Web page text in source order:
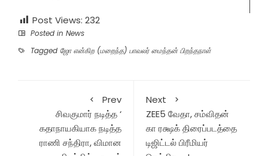
Post Views: 232
Posted in News
Tagged ஜோ என்கிற (மறைந்த) பாவலர் மைந்தன் பிறந்தநாள்
Prev
சிவகுமார் நடித்த ‘
கதாநாயகியாக நடித்த
ராணி சந்திரா, விமான
Next
ZEE5 வேதா, சம்விதன்
கா ரக்ஷக் திரைப்படத்தை
டிஜிட்டல் பிரீமியர்